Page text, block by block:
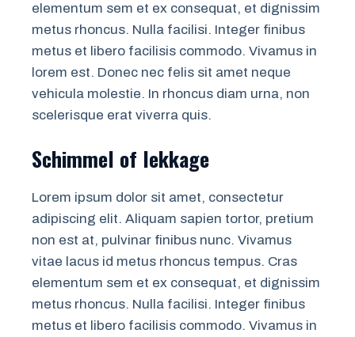
elementum sem et ex consequat, et dignissim
metus rhoncus. Nulla facilisi. Integer finibus
metus et libero facilisis commodo. Vivamus in
lorem est. Donec nec felis sit amet neque
vehicula molestie. In rhoncus diam urna, non
scelerisque erat viverra quis.
Schimmel of lekkage
Lorem ipsum dolor sit amet, consectetur
adipiscing elit. Aliquam sapien tortor, pretium
non est at, pulvinar finibus nunc. Vivamus
vitae lacus id metus rhoncus tempus. Cras
elementum sem et ex consequat, et dignissim
metus rhoncus. Nulla facilisi. Integer finibus
metus et libero facilisis commodo. Vivamus in